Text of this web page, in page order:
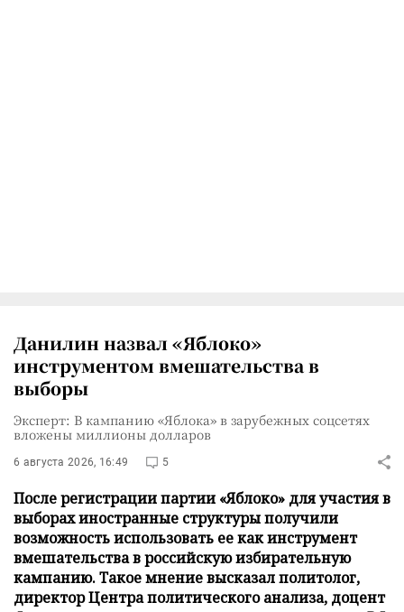
Данилин назвал «Яблоко»
инструментом вмешательства в
выборы
Эксперт: В кампанию «Яблока» в зарубежных соцсетях
вложены миллионы долларов
6 августа 2026, 16:49 5
После регистрации партии «Яблоко» для участия в
выборах иностранные структуры получили
возможность использовать ее как инструмент
вмешательства в российскую избирательную
кампанию. Такое мнение высказал политолог,
директор Центра политического анализа, доцент